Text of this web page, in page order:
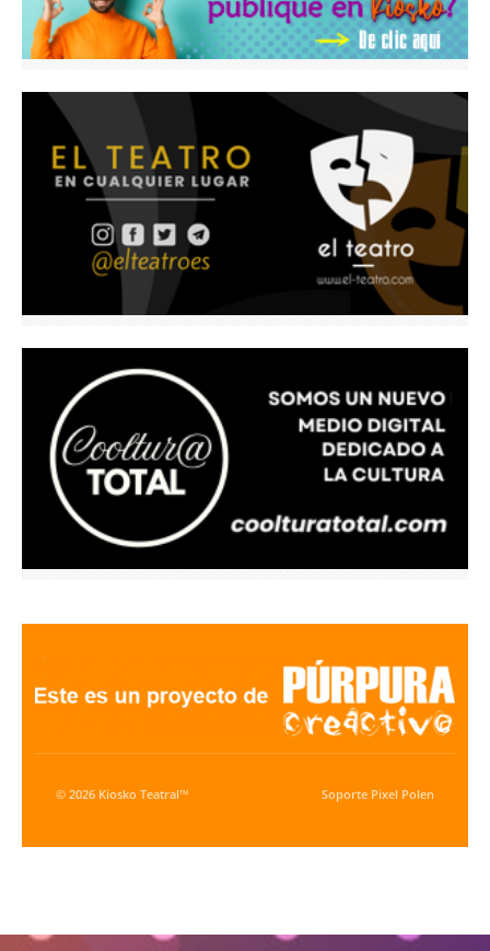
© 2026 Kiosko Teatral™ Soporte Pixel Polen